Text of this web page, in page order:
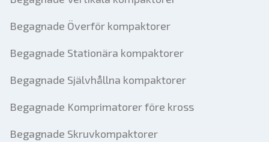
Begagnade Överför kompaktorer
Begagnade Stationära kompaktorer
Begagnade Självhållna kompaktorer
Begagnade Komprimatorer före kross
Begagnade Skruvkompaktorer